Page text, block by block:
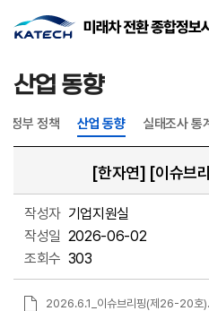
산업 동향
정부 정책 산업 동향 실태조사 통
[한자연] [이슈브
작성자 기업지원실
작성일 2026-06-02
조회수 303
2026.6.1_이슈브리핑(제26-20호